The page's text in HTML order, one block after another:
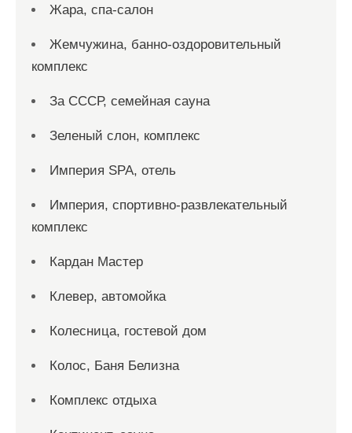
Жара, спа-салон
Жемчужина, банно-оздоровительный
комплекс
За СССР, семейная сауна
Зеленый слон, комплекс
Империя SPA, отель
Империя, спортивно-развлекательный
комплекс
Кардан Мастер
Клевер, автомойка
Колесница, гостевой дом
Колос, Баня Белизна
Комплекс отдыха